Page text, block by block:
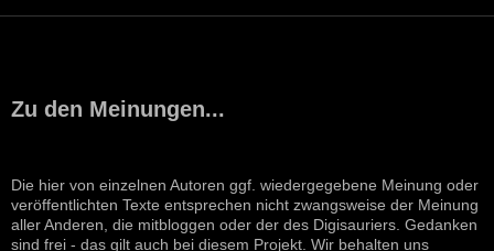
Zu den Meinungen...
Die hier von einzelnen Autoren ggf. wiedergegebene Meinung oder
veröffentlichten Texte entsprechen nicht zwangsweise der Meinung
aller Anderen, die mitbloggen oder der des Digisauriers. Gedanken
sind frei - das gilt auch bei diesem Projekt. Wir behalten uns